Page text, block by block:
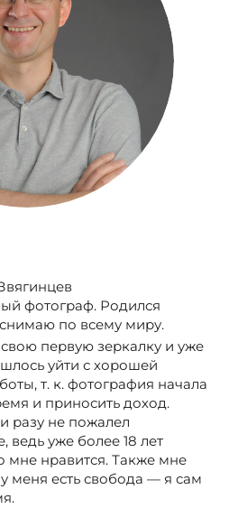
фотограф. Родился
по всему миру.
первую зеркалку и уже
уйти с хорошей
т. к. фотография начала
и приносить доход.
разу не пожалел
уже более 18 лет
мне нравится. Также мне
меня есть свобода — я сам